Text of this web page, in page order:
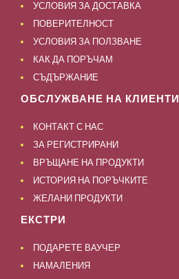
УСЛОВИЯ ЗА ДОСТАВКА
ПОВЕРИТЕЛНОСТ
УСЛОВИЯ ЗА ПОЛЗВАНЕ
КАК ДА ПОРЪЧАМ
СЪДЪРЖАНИЕ
ОБСЛУЖВАНЕ НА КЛИЕНТИ
КОНТАКТ С НАС
ЗА РЕГИСТРИРАНИ
ВРЪЩАНЕ НА ПРОДУКТИ
ИСТОРИЯ НА ПОРЪЧКИТЕ
ЖЕЛАНИ ПРОДУКТИ
ЕКСТРИ
ПОДАРЕТЕ ВАУЧЕР
НАМАЛЕНИЯ